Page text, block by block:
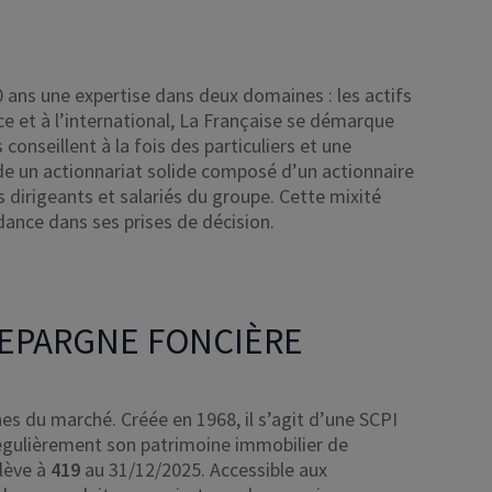
une expertise dans deux domaines : les actifs
et à l’international, La Française se démarque
à la fois des particuliers et une
un actionnariat solide composé d’un actionnaire
dirigeants et salariés du groupe. Cette mixité
dans ses prises de décision.
FONCIÈRE
du marché. Créée en 1968, il s’agit d’une SCPI
son patrimoine immobilier de
à 419 au 31/12/2025. Accessible aux